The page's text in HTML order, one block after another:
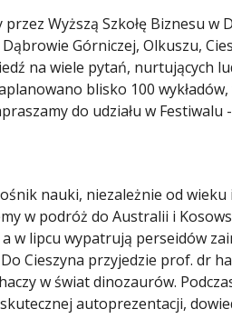
Wyższą Szkołę Biznesu w
Górniczej, Olkuszu,
na wiele pytań, nurtujących
blisko 100
do udziału w Festiwalu
nauki, niezależnie od
w podróż do Australii i
w lipcu wypatrują perseidów
Cieszyna przyjedzie prof. dr
w świat dinozaurów.
autoprezentacji,